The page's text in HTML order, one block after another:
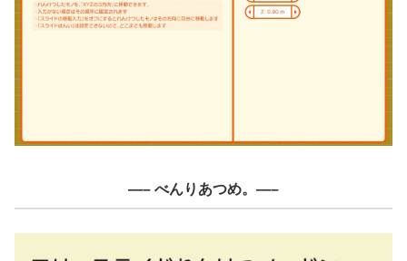
—– べんりあつめ。—–